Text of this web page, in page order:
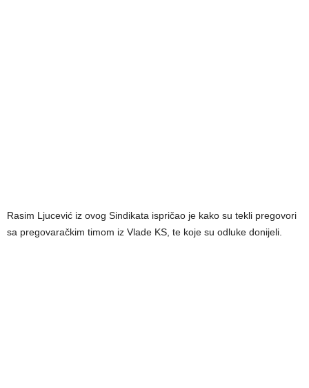
Rasim Ljucević iz ovog Sindikata ispričao je kako su tekli pregovori
sa pregovaračkim timom iz Vlade KS, te koje su odluke donijeli.